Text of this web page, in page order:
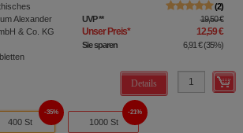
Alexander
& Co. KG
2
UVP** 19,50 €
Unser Preis* 12,59 €
Sie sparen 6,91 €(35%)
Details
400 St
35%
1000 St
21%